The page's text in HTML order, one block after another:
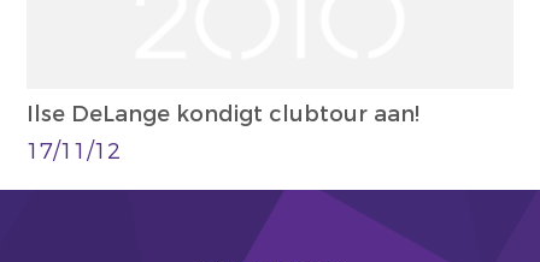
Ilse DeLange kondigt clubtour aan!
17/11/12